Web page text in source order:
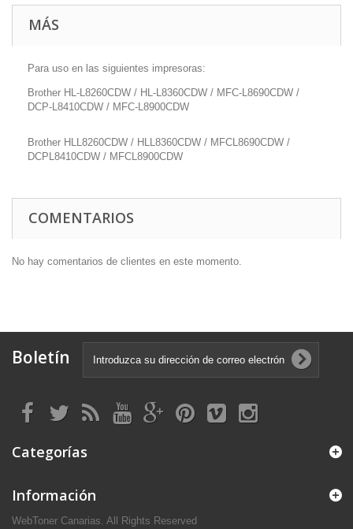
MÁS
Para uso en las siguientes impresoras:
Brother HL-L8260CDW / HL-L8360CDW / MFC-L8690CDW /
DCP-L8410CDW / MFC-L8900CDW
Brother HLL8260CDW / HLL8360CDW / MFCL8690CDW /
DCPL8410CDW / MFCL8900CDW
COMENTARIOS
No hay comentarios de clientes en este momento.
Boletín
Categorías
Información
WebToner Canarias. All Rights Reserved